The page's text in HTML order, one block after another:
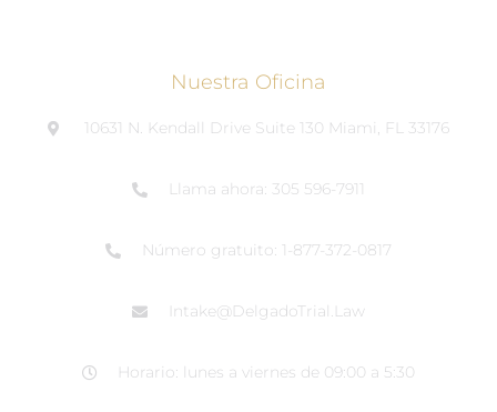
Nuestra Oficina
10631 N. Kendall Drive Suite 130 Miami, FL 33176
Llama ahora: 305 596-7911
Número gratuito: 1-877-372-0817
Intake@DelgadoTrial.Law
Horario: lunes a viernes de 09:00 a 5:30